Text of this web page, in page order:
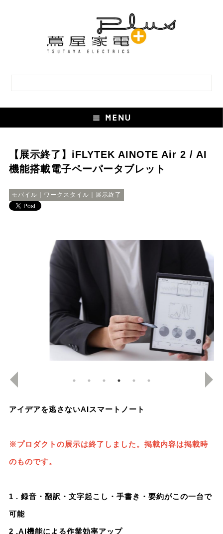
【展示終了】iFLYTEK AINOTE Air 2 / AI
機能搭載電子ペーパータブレット
モバイル｜ワークスタイル｜展示終了
アイデアを逃さないAIスマートノート
※プロダクトの展示は終了しました。掲載内容は掲載時
のものです。
1 . 録音・翻訳・文字起こし・手書き・要約がこの一台で
可能
2 .AI機能による作業効率アップ